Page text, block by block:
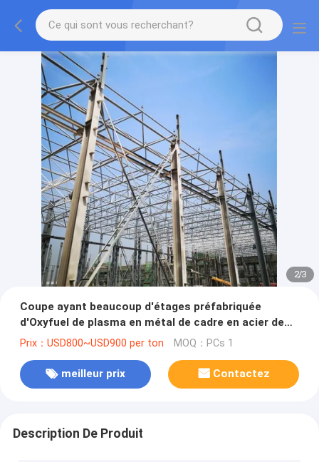
2/3
Coupe ayant beaucoup d'étages préfabriquée
d'Oxyfuel de plasma en métal de cadre en acier de
projet de construction
Prix：USD800~USD900 per ton MOQ：PCs 1
meilleur prix Contactez
Description De Produit